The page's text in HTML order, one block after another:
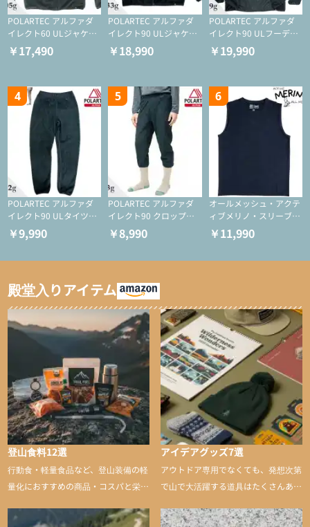
POLARTEC アルファダ
イレクト60 ULジャケッ
ト（登山/ミドルレイヤ
ー/化繊ジャケット）
￥17,490
POLARTEC アルファダ
イレクト90 ULジャケッ
ト（アクティブインサレ
ーション/ミドルレイヤ
￥18,990
POLARTEC アルファダ
イレクト90 ULフーディ
（アクティブインサレー
ション/ミドルレイヤー/
￥19,990
4
POLARTEC アルファダ
イレクト90 ULタイツ
（アクティブインサレー
ション/テント泊用パジ
￥9,990
5
POLARTEC アルファダ
イレクト90 クロップド
ULタイツ（アクティブ
インサレーション/テン
￥8,990
6
オールメッシュ・アクテ
ィブメリノ・スリーブレ
ス
￥11,990
殿堂入りアイテム
登山食料12選
行動食・軽量食品など、登山装備の軽
量化におすすめの商品・コスパと栄養
アイデアグッズ7選
アウトドア専用でなくても、発想次第
で山で大活躍する道具はたくさんあり
山に持ち込むと快適性や安心感をグッ